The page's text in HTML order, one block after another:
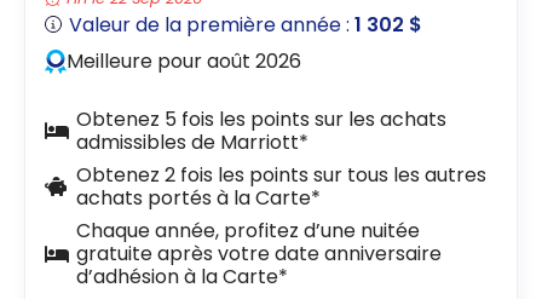
Valeur de la première année :1 302 $
Meilleure pour août 2026
Obtenez 5 fois les points sur les achats
admissibles de Marriott*
Obtenez 2 fois les points sur tous les autres
achats portés à la Carte*
Chaque année, profitez d’une nuitée
gratuite après votre date anniversaire
d’adhésion à la Carte*